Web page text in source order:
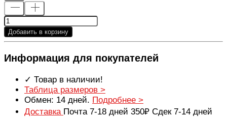
Добавить в корзину
Информация для покупателей
✓ Товар в наличии!
Таблица размеров >
Обмен: 14 дней. Подробнее >
Доставка Почта 7-18 дней 350₽ Сдек 7-14 дней